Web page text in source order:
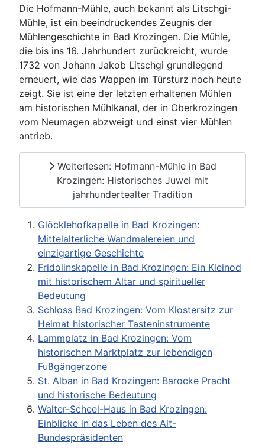
Die Hofmann-Mühle, auch bekannt als Litschgi-
Mühle, ist ein beeindruckendes Zeugnis der
Mühlengeschichte in Bad Krozingen. Die Mühle,
die bis ins 16. Jahrhundert zurückreicht, wurde
1732 von Johann Jakob Litschgi grundlegend
erneuert, wie das Wappen im Türsturz noch heute
zeigt. Sie ist eine der letzten erhaltenen Mühlen
am historischen Mühlkanal, der in Oberkrozingen
vom Neumagen abzweigt und einst vier Mühlen
antrieb.
Weiterlesen: Hofmann-Mühle in Bad
Krozingen: Historisches Juwel mit
jahrhundertealter Tradition
Glöcklehofkapelle in Bad Krozingen:
Mittelalterliche Wandmalereien und
einzigartige Geschichte
Fridolinskapelle in Bad Krozingen: Ein Kleinod
mit historischem Altar und spiritueller
Bedeutung
Schloss Bad Krozingen: Vom Klostersitz zur
Heimat historischer Tasteninstrumente
Lammplatz in Bad Krozingen: Vom
historischen Marktplatz zur lebendigen
Fußgängerzone
St. Alban in Bad Krozingen: Barocke Pracht
und historische Bedeutung
Walter-Scheel-Haus in Bad Krozingen:
Einblicke in das Leben des Alt-
Bundespräsidenten